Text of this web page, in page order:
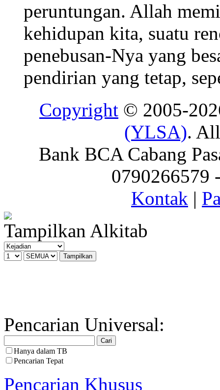
peruntungan. Allah
kehidupan kita, suatu
penebusan-Nya yang
pendirian yang tetap,
Copyright © 2005-
(YLSA).
Bank BCA Cabang
0790266579
Kontak |
Tampilkan Alkitab
Pencarian Universal:
Hanya dalam TB
Pencarian Tepat
Pencarian Khusus